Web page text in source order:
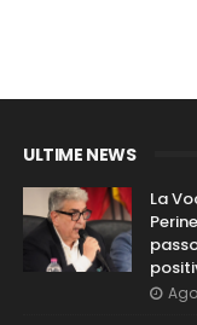
ULTIME NEWS
La